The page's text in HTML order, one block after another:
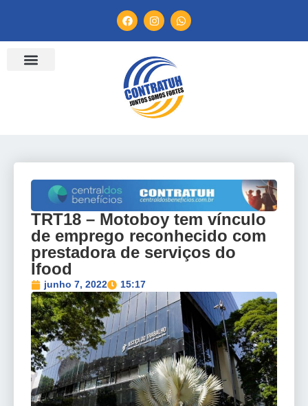
TRT18 – Motoboy tem vínculo
de emprego reconhecido com
prestadora de serviços do
Ifood
junho 7, 2022 15:17